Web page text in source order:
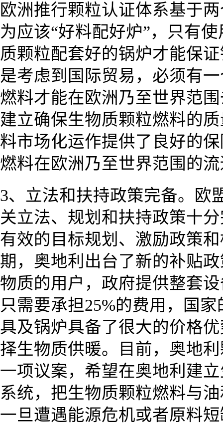
欧洲推行颗粒认证体系基于
为应该“好料配好炉”，只有
质颗粒配套好的锅炉才能保
是考虑到国际贸易，必须有
燃料才能在欧洲乃至世界范
建立确保生物质颗粒燃料的
料市场化运作提供了良好的
燃料在欧洲乃至世界范围的
3、立法和扶持政策完备。欧
关立法、规划和扶持政策十
有效的目标规划、激励政策
期，奥地利出台了新的补贴
物质的用户，政府提供整套
只需要承担25%的费用，国
具及锅炉具备了很大的价格
择生物质供暖。目前，奥地
一项议案，希望在奥地利建
系统，把生物质颗粒燃料与
一旦遭遇能源危机或者原料